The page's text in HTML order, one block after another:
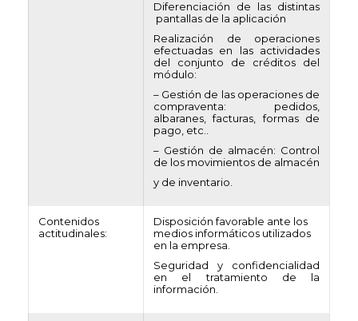
Diferenciación de las distintas
pantallas de la aplicación
Realización de operaciones
efectuadas en las actividades
del conjunto de créditos del
módulo:
– Gestión de las operaciones de
compraventa: pedidos,
albaranes, facturas, formas de
pago, etc..
– Gestión de almacén: Control
de los movimientos de almacén
y de inventario.
Contenidos
actitudinales:
Disposición favorable ante los
medios informáticos utilizados
en la empresa.
Seguridad y confidencialidad
en el tratamiento de la
información.